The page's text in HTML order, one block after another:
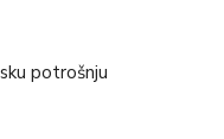
potrošnju